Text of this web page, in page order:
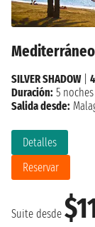
Suite desde
Detalles
Reservar
SILVER SHADOW|
Duración: 5 noches
Salida desde: